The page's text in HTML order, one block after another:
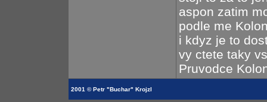
aspon zatim
podle me
i kdyz je to
vy ctete taky
Pruvodce
2001 © Petr "Buchar" Krojzl